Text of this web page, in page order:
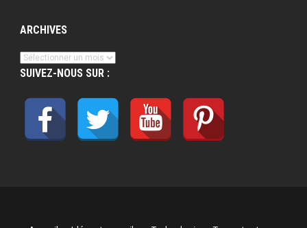
ARCHIVES
Archives
SUIVEZ-NOUS SUR :